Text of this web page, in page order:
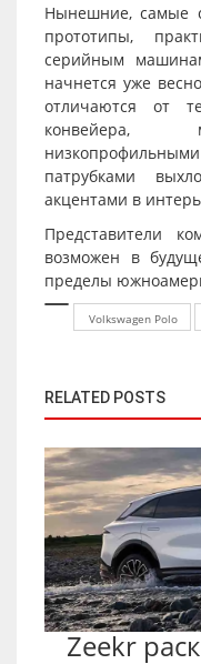
Нынешние, самые
прототипы,
серийным
начнется уже
отличаются от
конвейера,
патрубками
акцентами в
Представители
возможен в
пределы
Volkswagen Polo
RELATED POSTS
Zeekr